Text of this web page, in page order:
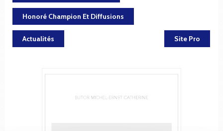
Honoré Champion Et Diffusions
Actualités Site Pro